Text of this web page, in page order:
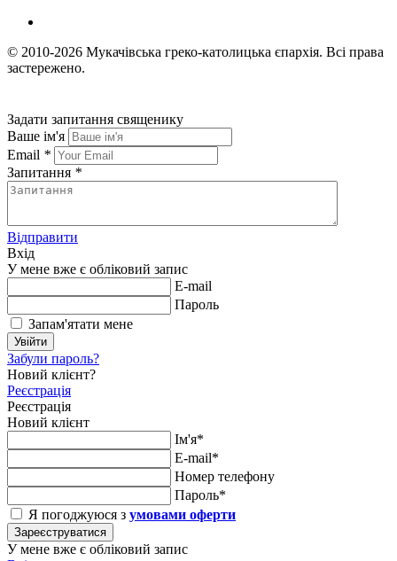
© 2010-2026 Мукачівська греко-католицька єпархія. Всі права
застережено.
Задати запитання священику
Ваше ім'я
Email *
Запитання *
Відправити
Вхід
У мене вже є обліковий запис
E-mail
Пароль
Запам'ятати мене
Увійти
Забули пароль?
Новий клієнт?
Реєстрація
Реєстрація
Новий клієнт
Ім'я*
E-mail*
Номер телефону
Пароль*
Я погоджуюся з умовами оферти
Зареєструватися
У мене вже є обліковий запис